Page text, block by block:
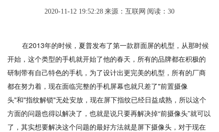
2020-11-12 19:52:28 来源：互联网 阅读：30
在2013年的时候，夏普发布了第一款群面屏的机型，从那时候
开始，这个类型的手机就开始了他的春天，所有的品牌都在积极的
研制带有自己特色的手机，为了设计出更完美的机型，所有的厂商
都在努力着，现在面临完整的手机屏幕也就只差了"前置摄像
头"和"指纹解锁"无处安放，现在屏下指纹已经日益成熟，所以这个
方面的问题也得以解决了，也就是说只要再解决掉“前摄像头”就可以
了，其实想要解决这个问题的最好方法就是屏下摄像头，对于现在